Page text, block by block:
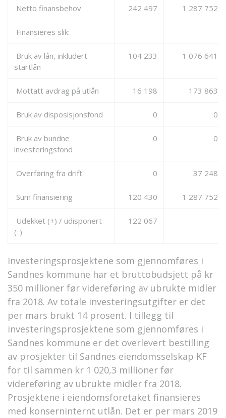
Netto finansbehov 242 497 1 287 752
Finansieres slik:
Bruk av lån, inkludert
startlån
104 233 1 076 641
Mottatt avdrag på utlån 16 198 173 863
Bruk av disposisjonsfond 0 0
Bruk av bundne
investeringsfond
0 0
Overføring fra drift 0 37 248
Sum finansiering 120 430 1 287 752
Udekket (+) / udisponert
(-)
122 067
Investeringsprosjektene som gjennomføres i
Sandnes kommune har et bruttobudsjett på kr
350 millioner før videreføring av ubrukte midler
fra 2018. Av totale investeringsutgifter er det
per mars brukt 14 prosent. I tillegg til
investeringsprosjektene som gjennomføres i
Sandnes kommune er det overlevert bestilling
av prosjekter til Sandnes eiendomsselskap KF
for til sammen kr 1 020,3 millioner før
videreføring av ubrukte midler fra 2018.
Prosjektene i eiendomsforetaket finansieres
med konserninternt utlån. Det er per mars 2019